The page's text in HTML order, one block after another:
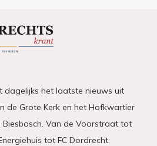
dagelijks het laatste nieuws uit
de Grote Kerk en het Hofkwartier
Van de Voorstraat tot
tot FC Dordrecht: